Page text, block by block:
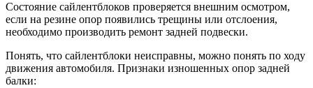
Состояние сайлентблоков проверяется внешним осмотром,
если на резине опор появились трещины или отслоения,
необходимо производить ремонт задней подвески.
Понять, что сайлентблоки неисправны, можно понять по ходу
движения автомобиля. Признаки изношенных опор задней
балки: